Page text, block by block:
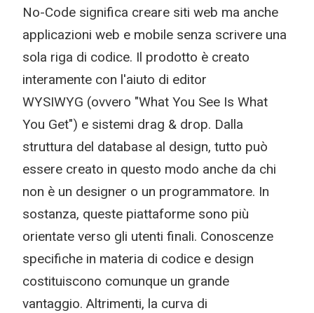
No-Code significa creare siti web ma anche
applicazioni web e mobile senza scrivere una
sola riga di codice. Il prodotto è creato
interamente con l'aiuto di editor
WYSIWYG (ovvero "What You See Is What
You Get") e sistemi drag & drop. Dalla
struttura del database al design, tutto può
essere creato in questo modo anche da chi
non è un designer o un programmatore. In
sostanza, queste piattaforme sono più
orientate verso gli utenti finali. Conoscenze
specifiche in materia di codice e design
costituiscono comunque un grande
vantaggio. Altrimenti, la curva di